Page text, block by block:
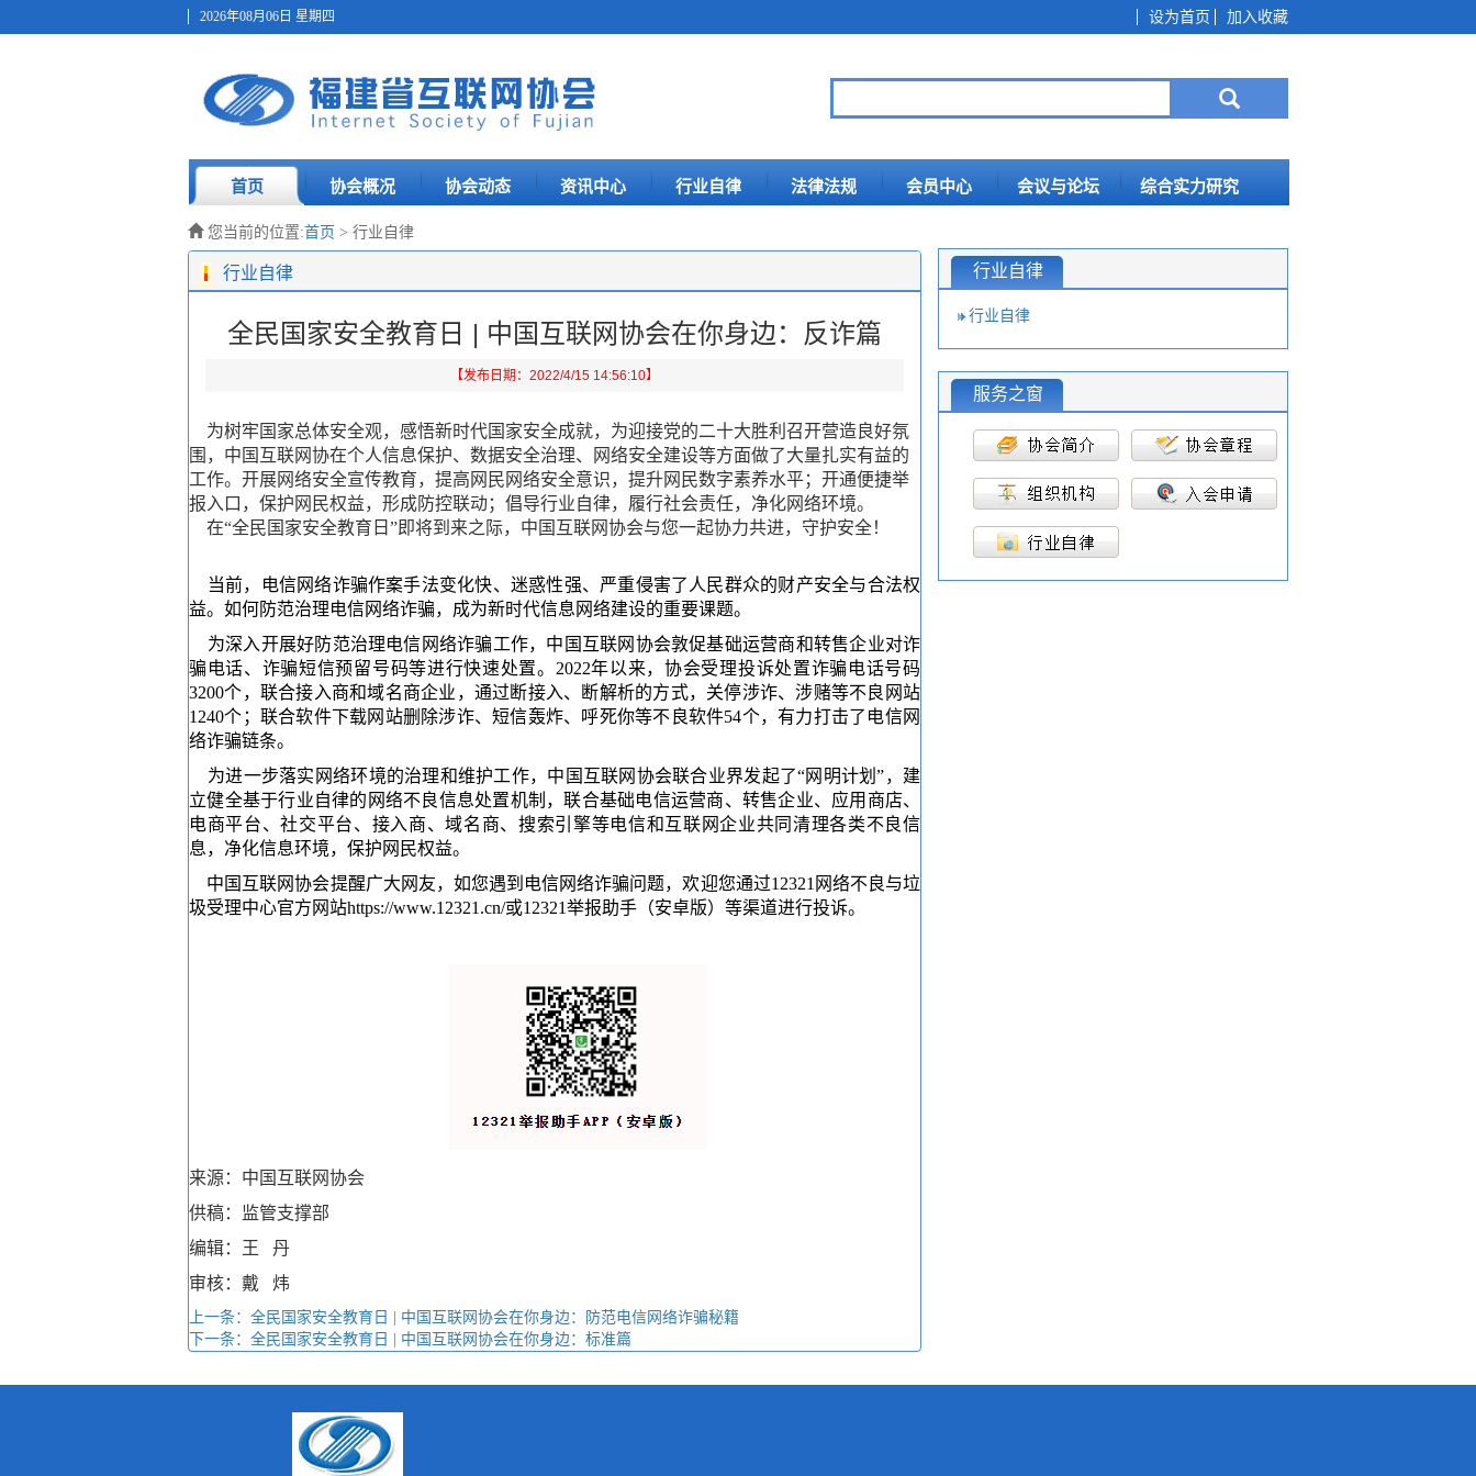
2026年08月06日 星期四 设为首页 加入收藏
首页 协会概况 协会动态 资讯中心 行业自律 法律法规 会员中心 会议与论坛 综合实力研究
您当前的位置:首页 > 行业自律
行业自律
全民国家安全教育日 | 中国互联网协会在你身边：反诈篇
【发布日期：2022/4/15 14:56:10】
为树牢国家总体安全观，感悟新时代国家安全成就，为迎接党的二十大胜利召开营造良好氛
围，中国互联网协在个人信息保护、数据安全治理、网络安全建设等方面做了大量扎实有益的
工作。开展网络安全宣传教育，提高网民网络安全意识，提升网民数字素养水平；开通便捷举
报入口，保护网民权益，形成防控联动；倡导行业自律，履行社会责任，净化网络环境。
在“全民国家安全教育日”即将到来之际，中国互联网协会与您一起协力共进，守护安全！
当前，电信网络诈骗作案手法变化快、迷惑性强、严重侵害了人民群众的财产安全与合法权
益。 如何防范治理电信网络诈骗，成为新时代信息网络建设的重要课题。
为深入开展好防范治理电信网络诈骗工作，中国互联网协会敦促基础运营商和转售企业对诈
骗电话、诈骗短信预留号码等进行快速处置。2022年以来，协会受理投诉处置诈骗电话号码
3200个，联合接入商和域名商企业，通过断接入、断解析的方式，关停涉诈、涉赌等不良网站
1240个；联合软件下载网站删除涉诈、短信轰炸、呼死你等不良软件54个，有力打击了电信网
络诈骗链条。
为进一步落实网络环境的治理和维护工作，中国互联网协会联合业界发起了“网明计划”，建
立健全基于行业自律的网络不良信息处置机制，联合基础电信运营商、转售企业、应用商店、
电商平台、社交平台、接入商、域名商、搜索引擎等电信和互联网企业共同清理各类不良信
息，净化信息环境，保护网民权益。
中国互联网协会提醒广大网友，如您遇到电信网络诈骗问题，欢迎您通过12321网络不良与垃
圾受理中心官方网站https://www.12321.cn/或12321举报助手（安卓版）等渠道进行投诉。
来源：中国互联网协会
供稿：监管支撑部
编辑：王 丹
审核：戴 炜
上一条：全民国家安全教育日 | 中国互联网协会在你身边：防范电信网络诈骗秘籍
下一条：全民国家安全教育日 | 中国互联网协会在你身边：标准篇
行业自律
行业自律
服务之窗